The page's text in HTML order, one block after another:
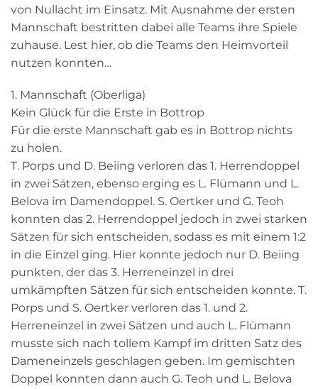
von Nullacht im Einsatz. Mit Ausnahme der ersten
Mannschaft bestritten dabei alle Teams ihre Spiele
zuhause. Lest hier, ob die Teams den Heimvorteil
nutzen konnten…
1. Mannschaft (Oberliga)
Kein Glück für die Erste in Bottrop
Für die erste Mannschaft gab es in Bottrop nichts
zu holen.
T. Porps und D. Beiing verloren das 1. Herrendoppel
in zwei Sätzen, ebenso erging es L. Flümann und L.
Belova im Damendoppel. S. Oertker und G. Teoh
konnten das 2. Herrendoppel jedoch in zwei starken
Sätzen für sich entscheiden, sodass es mit einem 1:2
in die Einzel ging. Hier konnte jedoch nur D. Beiing
punkten, der das 3. Herreneinzel in drei
umkämpften Sätzen für sich entscheiden konnte. T.
Porps und S. Oertker verloren das 1. und 2.
Herreneinzel in zwei Sätzen und auch L. Flümann
musste sich nach tollem Kampf im dritten Satz des
Dameneinzels geschlagen geben. Im gemischten
Doppel konnten dann auch G. Teoh und L. Belova